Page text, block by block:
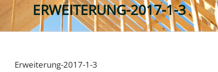
ERWEITERUNG-2017-1-3
Erweiterung-2017-1-3